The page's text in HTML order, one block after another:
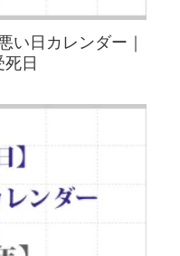
い日カレンダー｜
日